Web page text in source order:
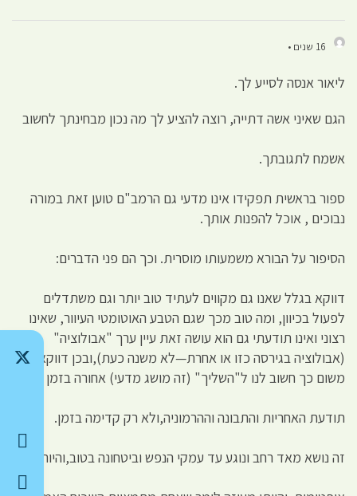
16 שנים •
ליאור אנסה לסייע לך.
הגם שאיני אשה דתייה, רוצה להציע לך מה נכון מבחינתך לחשוב
אשמח לתגובתך.
ספור בראשית תפקידו אינו מדעי גם הרמב"ם טוען זאת במורה
נבוכים , אוכל להפנות אותך.
הסיפור על הבורא משמעותו מוסרית. וכך הם פני הדברים:
דווקא בגלל שאנו גם מקווים לעתיד טוב יותר וגם משתדלים
לפעול בכיוון, ומה טוב מכך שגם הטבע האוטומטי העיוור, שאינו
רצוני ואינו תודעתי גם הוא עושה זאת עיין ערך "אבולוציה"
(אבולוציה בגירסה כזו או אחרת—לא משנה כעת),ובכן דווקא
משום כך חשוב לנו ל"השליך" (זה מושג מדעי) אחורה בזמן את
תודעת האחריות והתבונה וההרמוניה,ולא רק קדימה בזמן.
זה נושא מאד רחב ונוגע עד עמקי הנפש וביטחונה בטוב,והיותה